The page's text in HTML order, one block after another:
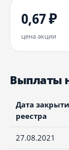
0,67 ₽
цена акции
Выплаты
Дата
реестра
27.08.2021